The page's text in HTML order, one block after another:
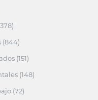
(844)
(151)
(148)
(72)